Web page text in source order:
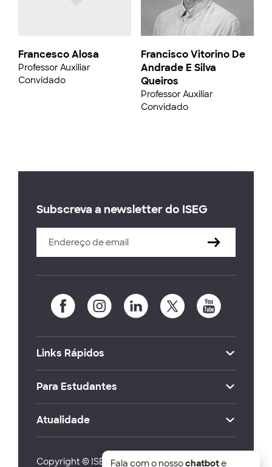
Francesco Alosa
Professor Auxiliar
Convidado
Francisco Vitorino De
Andrade E Silva
Queiros
Professor Auxiliar
Convidado
Subscreva a newsletter do ISEG
Links Rápidos
Para Estudantes
Atualidade
Copyright © ISEG Lisbon School of Economics
Fala com o nossochatbote